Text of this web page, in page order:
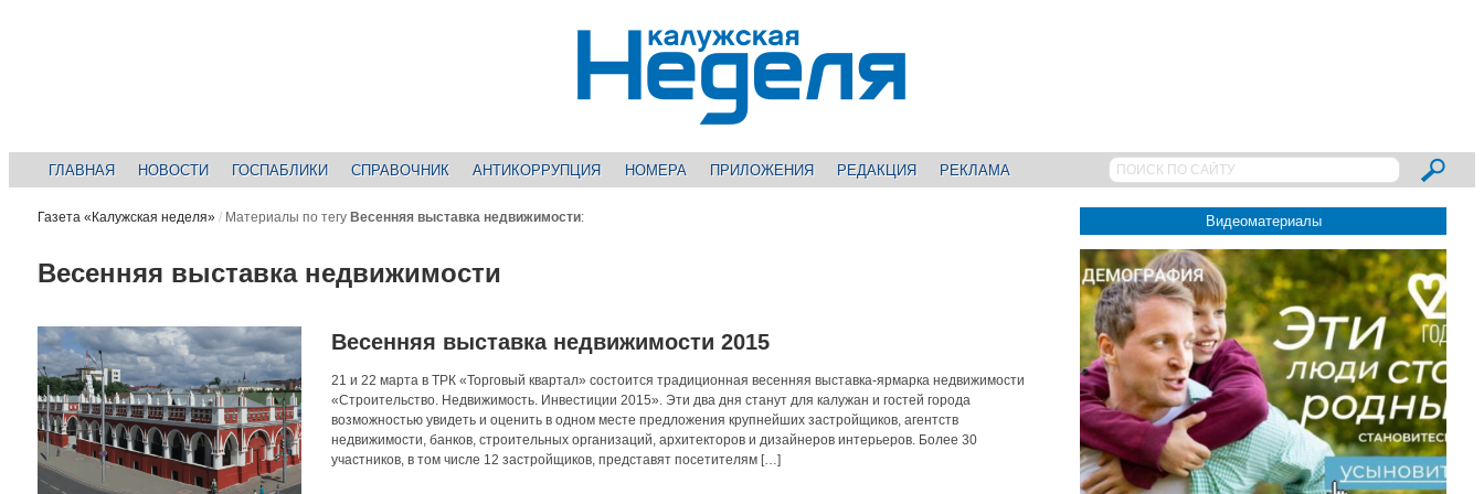
ГЛАВНАЯ НОВОСТИ ГОСПАБЛИКИ СПРАВОЧНИК АНТИКОРРУПЦИЯ НОМЕРА ПРИЛОЖЕНИЯ РЕДАКЦИЯ РЕКЛАМА
Газета «Калужская неделя» / Материалы по тегу Весенняя выставка недвижимости:
Весенняя выставка недвижимости
Весенняя выставка недвижимости 2015
21 и 22 марта в ТРК «Торговый квартал» состоится традиционная весенняя выставка-ярмарка недвижимости
«Строительство. Недвижимость. Инвестиции 2015». Эти два дня станут для калужан и гостей города
возможностью увидеть и оценить в одном месте предложения крупнейших застройщиков, агентств
недвижимости, банков, строительных организаций, архитекторов и дизайнеров интерьеров. Более 30
участников, в том числе 12 застройщиков, представят посетителям […]
Видеоматериалы